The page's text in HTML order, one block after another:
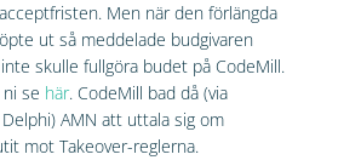
Men när den förlängda
ut så meddelade budgivaren
skulle fullgöra budet på CodeMill.
se här. CodeMill bad då (via
AMN att uttala sig om
mot Takeover-reglerna.